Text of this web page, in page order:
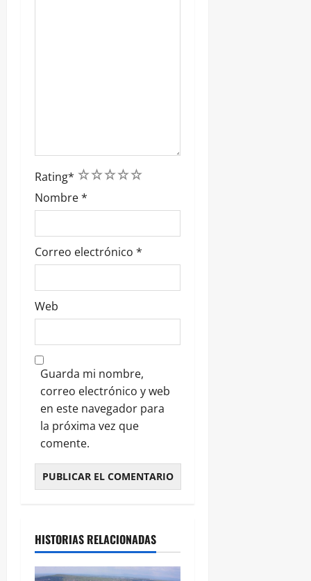
Rating* 5
4
3
2
1
Nombre*
Correo electrónico *
Web
Guarda mi nombre,
correo electrónico y web
en este navegador para
la próxima vez que
comente.
HISTORIAS RELACIONADAS